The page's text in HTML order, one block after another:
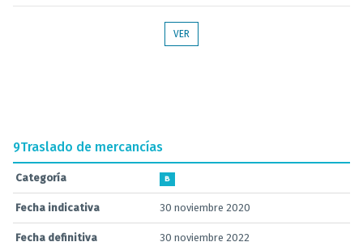
VER
9Traslado de mercancías
Categoría B
Fecha indicativa 30 noviembre 2020
Fecha definitiva 30 noviembre 2022